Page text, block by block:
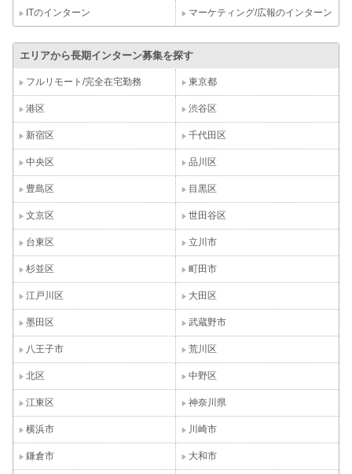
ITのインターン マーケティング/広報のインターン
エリアから長期インターン募集を探す
フルリモート/完全在宅勤務 東京都
港区 渋谷区
新宿区 千代田区
中央区 品川区
豊島区 目黒区
文京区 世田谷区
台東区 立川市
杉並区 町田市
江戸川区 大田区
墨田区 武蔵野市
八王子市 荒川区
北区 中野区
江東区 神奈川県
横浜市 川崎市
鎌倉市 大和市